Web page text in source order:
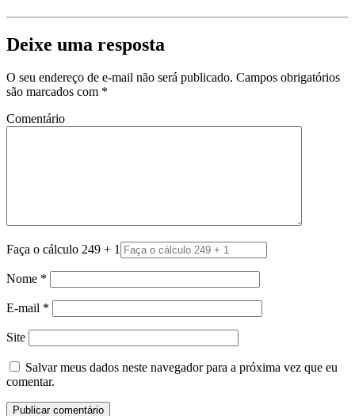
Deixe uma resposta
O seu endereço de e-mail não será publicado. Campos obrigatórios
são marcados com *
Comentário
Faça o cálculo 249 + 1
Nome *
E-mail *
Site
Salvar meus dados neste navegador para a próxima vez que eu
comentar.